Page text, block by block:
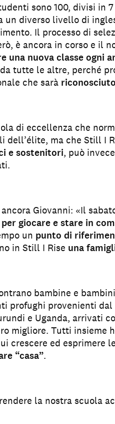
sono 100, divisi in
un diverso livello di
Il processo di
è ancora in corso e il
una nuova classe ogni
tutte le altre, perché
che sarà
di eccellenza che
dell’élite, ma che Still I
e sostenitori, può
Giovanni: «Il
giocare e stare in
un punto di
in Still I Rise una
bambine e
profughi provenienti dal
e Uganda, arrivati
migliore. Tutti insieme
crescere ed esprimere
“casa”.
la nostra scuola